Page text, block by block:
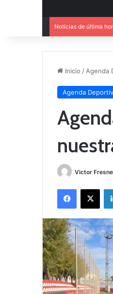
Noticias de última
Inicio / Agenda
Agenda
Victor